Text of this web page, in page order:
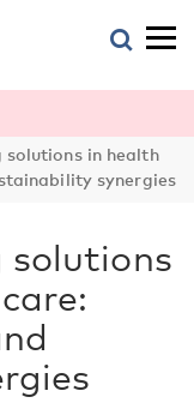
solutions in health
synergies
solutions